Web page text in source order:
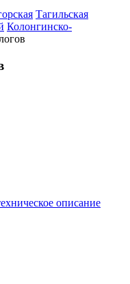
Тагильская
Колонгинско-
описание